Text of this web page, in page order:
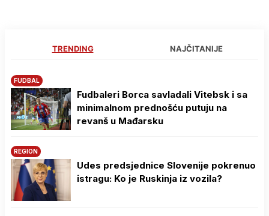
TRENDING NAJČITANIJE
FUDBAL
Fudbaleri Borca savladali Vitebsk i sa
minimalnom prednošću putuju na
revanš u Mađarsku
REGION
Udes predsjednice Slovenije pokrenuo
istragu: Ko je Ruskinja iz vozila?